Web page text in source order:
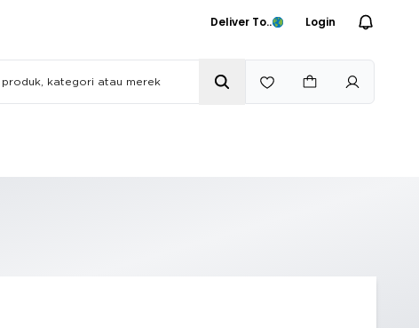
Deliver To.. Login